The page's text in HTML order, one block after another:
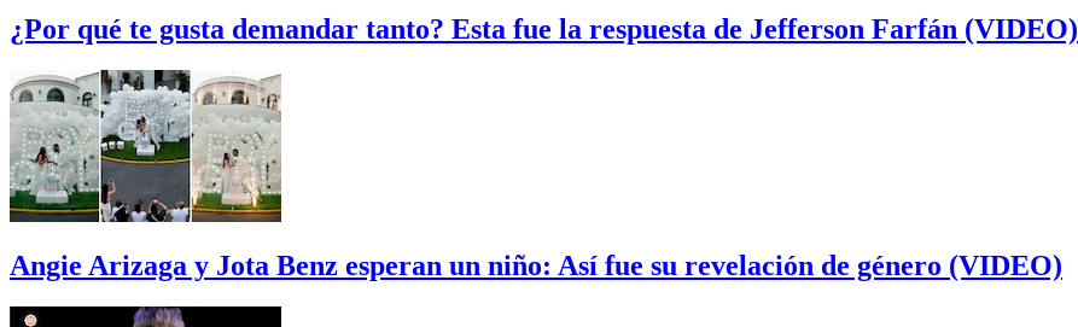
¿Por qué te gusta demandar tanto? Esta fue la respuesta de Jefferson Farfán (VIDEO)
Angie Arizaga y Jota Benz esperan un niño: Así fue su revelación de género (VIDEO)